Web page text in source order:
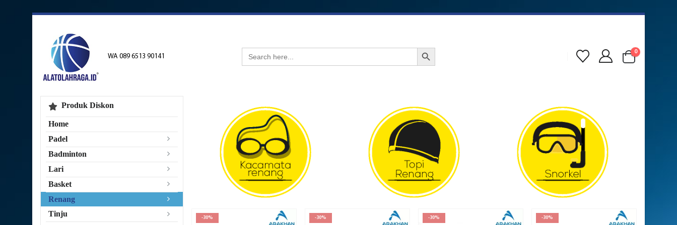
WA 089 6513 90141
Search
for:
Search Button
0
-30% -30% -30% -30%
Produk Diskon
Home
Padel
Badminton
Lari
Basket
Renang
Tinju